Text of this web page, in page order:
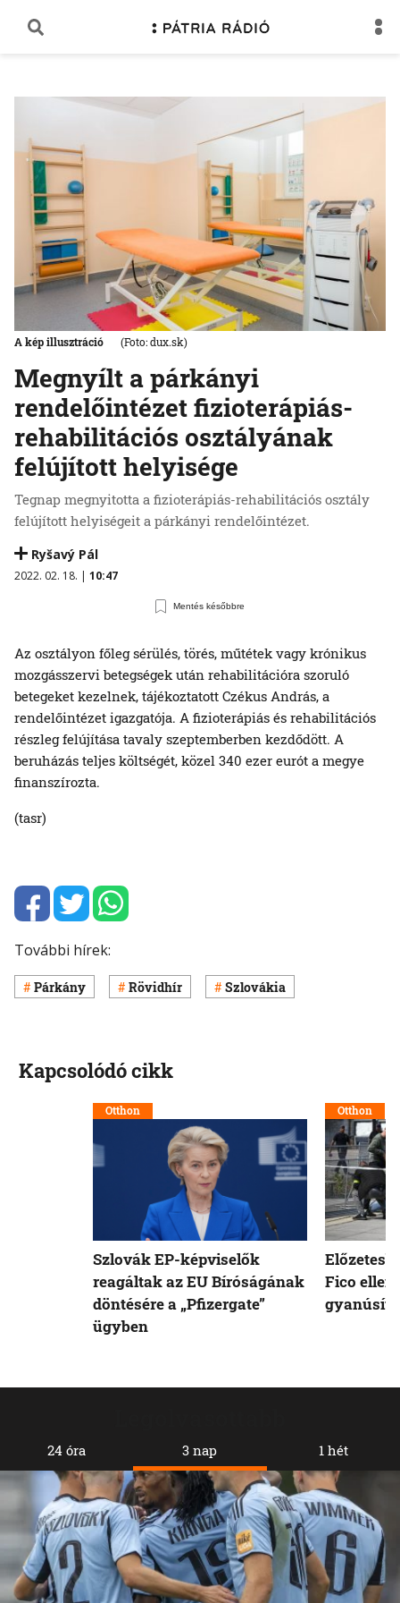
Megnyílt a párkányi
rendelőintézet fizioterápiás-
rehabilitációs osztályának
felújított helyisége
Tegnap megnyitotta a fizioterápiás-rehabilitációs osztály
felújított helyiségeit a párkányi rendelőintézet.
Ryšavý Pál
2022. 02. 18. | 10:47
Mentés későbbre
A kép illusztráció (Foto: dux.sk)
Az osztályon főleg sérülés, törés, műtétek vagy krónikus
mozgásszervi betegségek után rehabilitációra szoruló
betegeket kezelnek, tájékoztatott Czékus András, a
rendelőintézet igazgatója. A fizioterápiás és rehabilitációs
részleg felújítása tavaly szeptemberben kezdődött. A
beruházás teljes költségét, közel 340 ezer eurót a megye
finanszírozta.
(tasr)
További hírek:
Párkány Rövidhír Szlovákia
24 óra 3 nap 1 hét
Kapcsolódó cikk
Otthon
Szlovák EP-képviselők
reagáltak az EU Bíróságának
döntésére a „Pfizergate”
ügyben
Otthon
Fico